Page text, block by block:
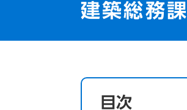
建築総務課
文
目次